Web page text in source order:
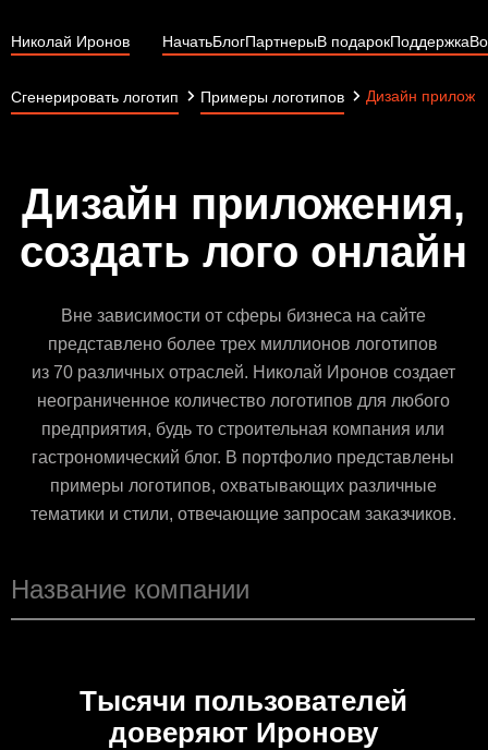
Николай Иронов НачатьБлогПартнерыВ подарокПоддержка
Сгенерировать логотип Примеры логотипов Дизайн
Дизайн приложения,
создать лого онлайн
Вне зависимости от сферы бизнеса на сайте
представлено более трех миллионов логотипов
из 70 различных отраслей. Николай Иронов создает
неограниченное количество логотипов для любого
предприятия, будь то строительная компания или
гастрономический блог. В портфолио представлены
примеры логотипов, охватывающих различные
тематики и стили, отвечающие запросам заказчиков.
Тысячи пользователей
доверяют Иронову